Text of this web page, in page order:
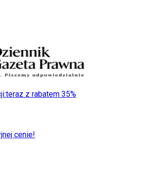
teraz z rabatem 35%
cenie!